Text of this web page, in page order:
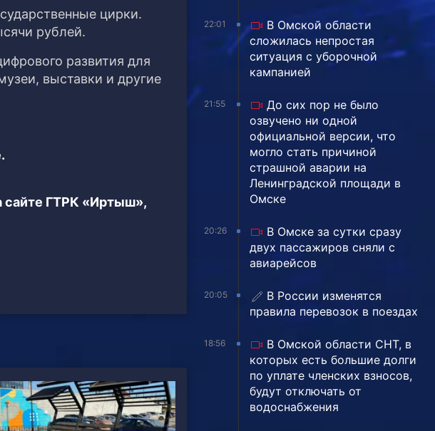
цирки.
рублей.
развития для
выставки и другие
сайте ГТРК «Иртыш»,
22:01
В Омской области
сложилась непростая
ситуация с уборочной
кампанией
21:55
До сих пор не было
озвучено ни одной
официальной версии, что
могло стать причиной
страшной аварии на
Ленинградской площади в
Омске
20:26
В Омске за сутки сразу
двух пассажиров сняли с
авиарейсов
20:05
В России изменятся
правила перевозок в поездах
18:56
В Омской области СНТ, в
которых есть большие долги
по уплате членских взносов,
будут отключать от
водоснабжения